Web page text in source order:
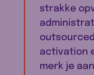
strakke
activation
merk je